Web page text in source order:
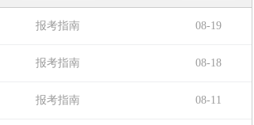
报考指南 08-19
报考指南 08-18
报考指南 08-11